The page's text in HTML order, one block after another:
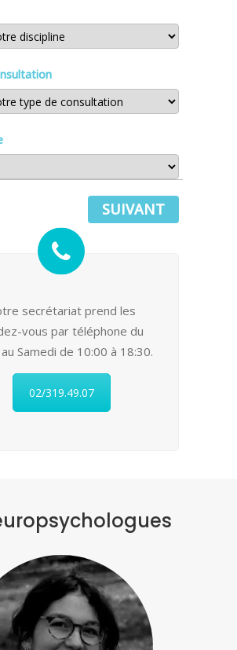
SUIVANT
secrétariat prend les
vous par téléphone du
Samedi de 10:00 à 18:30.
02/319.49.07